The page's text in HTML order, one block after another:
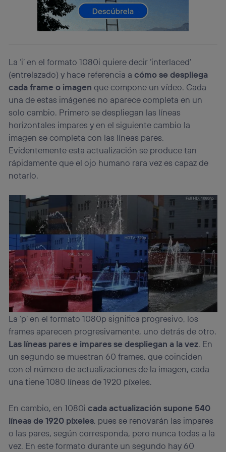
La ‘i’ en el formato 1080i quiere decir ‘interlaced’
(entrelazado) y hace referencia acómo se despliega
cada frame o imagen que compone un vídeo. Cada
una de estas imágenes no aparece completa en un
solo cambio. Primero se despliegan las líneas
horizontales impares y en el siguiente cambio la
imagen se completa con las líneas pares.
Evidentemente esta actualización se produce tan
rápidamente que el ojo humano rara vez es capaz de
notarlo.
La ‘p’ en el formato 1080p significa progresivo, los
frames aparecen progresivamente, uno detrás de otro.
Las líneas pares e impares se despliegan a la vez. En
un segundo se muestran 60 frames, que coinciden
con el número de actualizaciones de la imagen, cada
una tiene 1080 líneas de 1920 píxeles.
En cambio, en 1080icada actualización supone 540
líneas de 1920 píxeles, pues se renovarán las impares
o las pares, según corresponda, pero nunca todas a la
vez. En este formato durante un segundo hay 60
lo que cualquier persona que conecte su dispositivo y
consienta el uso de la tecnología recibirá el mismo
identificador. Típicamente:
el marketing o análisis se realizará en función de las
que hayan dado su consentimiento.
Si utilizasdatos móviles, el marketing será más
personalizado, ya que se basará únicamente en la
navegación del usuario del móvil.
Puedes gestionar los consentimientos Utiq seleccionando
“Administrar Utiq” en la parte inferior de esta página web o
visitando el portal de privacidad de Utiq
(“consenthub”). Para más información, consulta
la política de privacidad de Utiq.